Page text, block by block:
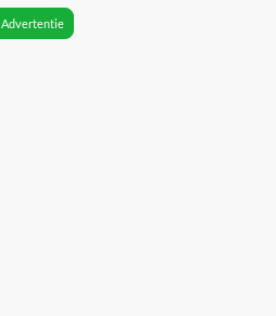
Advertentie